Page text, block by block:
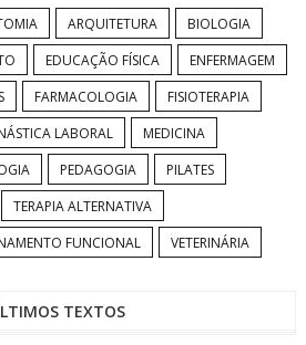
ARQUITETURA
BIOLOGIA
EDUCAÇÃO FÍSICA
ENFERMAGEM
FARMACOLOGIA
FISIOTERAPIA
LABORAL
MEDICINA
PEDAGOGIA
PILATES
TERAPIA ALTERNATIVA
FUNCIONAL VETERINÁRIA
TEXTOS